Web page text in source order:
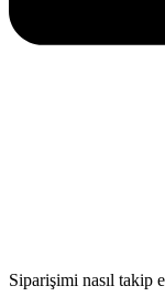
Siparişimi nasıl takip